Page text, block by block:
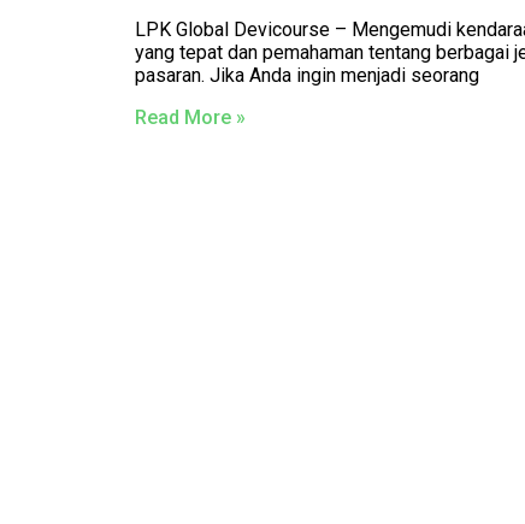
LPK Global Devicourse – Mengemudi
yang tepat dan pemahaman tentang berbagai
pasaran. Jika Anda ingin menjadi seorang
Read More »